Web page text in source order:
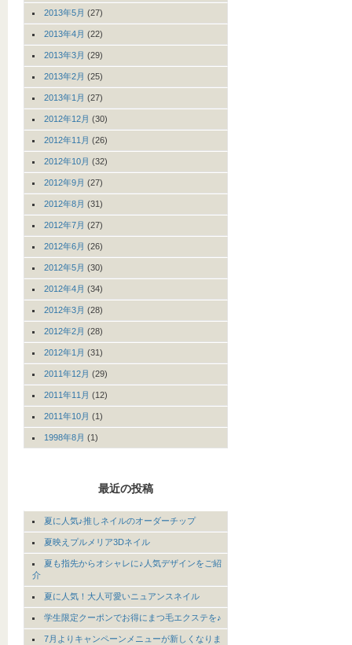
2013年5月 (27)
2013年4月 (22)
2013年3月 (29)
2013年2月 (25)
2013年1月 (27)
2012年12月 (30)
2012年11月 (26)
2012年10月 (32)
2012年9月 (27)
2012年8月 (31)
2012年7月 (27)
2012年6月 (26)
2012年5月 (30)
2012年4月 (34)
2012年3月 (28)
2012年2月 (28)
2012年1月 (31)
2011年12月 (29)
2011年11月 (12)
2011年10月 (1)
1998年8月 (1)
最近の投稿
夏に人気♪推しネイルのオーダーチップ
夏映えプルメリア3Dネイル
夏も指先からオシャレに♪人気デザインをご紹
介
夏に人気！大人可愛いニュアンスネイル
学生限定クーポンでお得にまつ毛エクステを♪
7月よりキャンペーンメニューが新しくなりま